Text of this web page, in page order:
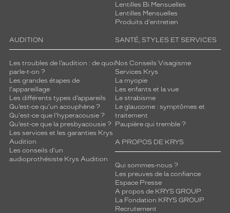
Lentilles Bi Mensuelles
Lentilles Mensuelles
Produits d'entretien
AUDITION
Les troubles de l’audition : de quoi
parle-t-on ?
Les grandes étapes de
l'appareillage
Les différents types d’appareils
Qu’est-ce qu'un acouphène ?
Qu'est-ce que l'hyperacousie ?
Qu’est-ce que la presbyacousie ?
Les services et les garanties Krys
Audition
Les conseils d'un
audioprothésiste Krys Audition
SANTÉ, STYLES ET SERVICES
Nos Conseils Visagisme
Services Krys
La myopie
Les enfants et la vue
Le strabisme
Le glaucome : symptômes et
traitement
Paupière qui tremble ?
A PROPOS DE KRYS
Qui sommes-nous ?
Les preuves de la confiance
Espace Presse
A propos de KRYS GROUP
La Fondation KRYS GROUP
Recrutement